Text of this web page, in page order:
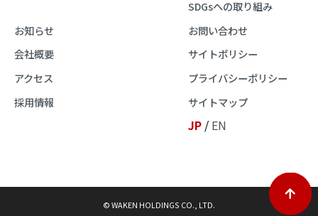
SDGsへの取り組み
お知らせ
会社概要
アクセス
採用情報
お問い合わせ
サイトポリシー
プライバシーポリシー
サイトマップ
JP / EN
© WAKEN HOLDINGS CO., LTD.